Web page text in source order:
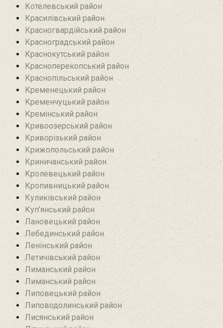
Котелевський район
Красилівський район
Красногвардійський район
Красноградський район
Краснокутський район
Красноперекопський район
Краснопільський район
Кременецький район
Кременчуцький район
Кремінський район‎
Кривоозерський район‎
Криворізький район
Крижопольський район
Криничанський район
Кролевецький район‎
Кропивницький район
Куликівський район
Куп’янський район
Лановецький район
Лебединський район
Ленінський район
Летичівський район
Лиманський район
Лиманський район
Липовецький район
Липоводолинський район
Лисянський район